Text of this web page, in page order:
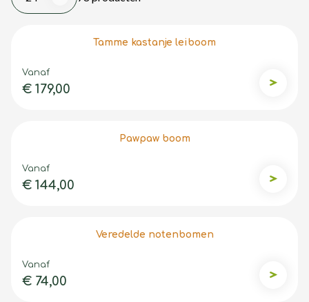
Tamme kastanje leiboom
Vanaf
€ 179,00 Tamme
Pawpaw boom
Vanaf
€ 144,00
Veredelde notenbomen
Vanaf
€ 74,00